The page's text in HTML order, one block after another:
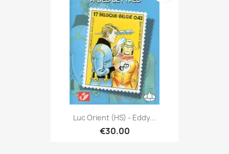
Luc Orient (HS) - Eddy...
€30.00